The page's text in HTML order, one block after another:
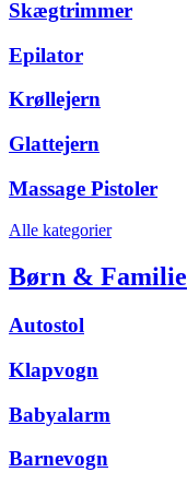
Skægtrimmer
Epilator
Krøllejern
Glattejern
Massage Pistoler
Alle kategorier
Børn & Familie
Autostol
Klapvogn
Babyalarm
Barnevogn